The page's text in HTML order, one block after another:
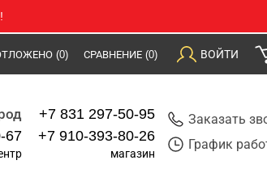
(0) СРАВНЕНИЕ (0) ВОЙТИ
67
+7 831 297-50-95
+7 910-393-80-26
магазин
Заказать
График